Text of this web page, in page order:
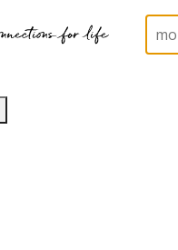
Board-to-Board